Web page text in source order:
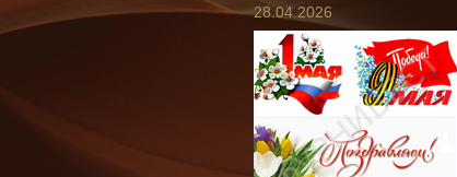
28.04.2026